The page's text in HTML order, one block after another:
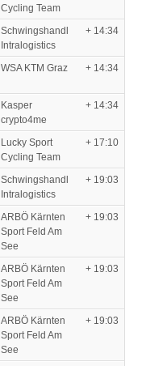
Cycling Team
Schwingshandl
Intralogistics
+ 14:34
WSA KTM Graz + 14:34
Kasper
crypto4me
+ 14:34
Lucky Sport
Cycling Team
+ 17:10
Schwingshandl
Intralogistics
+ 19:03
ARBÖ Kärnten
Sport Feld Am
See
+ 19:03
ARBÖ Kärnten
Sport Feld Am
See
+ 19:03
ARBÖ Kärnten
Sport Feld Am
See
+ 19:03